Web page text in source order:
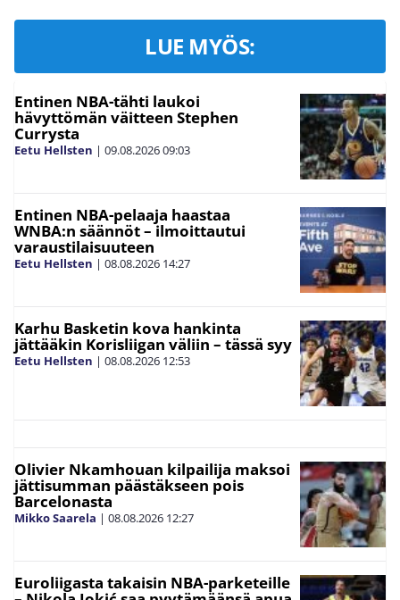
LUE MYÖS:
Entinen NBA-tähti laukoi
hävyttömän väitteen Stephen
Currysta
Eetu Hellsten | 09.08.202609:03
Entinen NBA-pelaaja haastaa
WNBA:n säännöt – ilmoittautui
varaustilaisuuteen
Eetu Hellsten | 08.08.2026 14:27
Karhu Basketin kova hankinta
jättääkin Korisliigan väliin – tässä syy
Eetu Hellsten | 08.08.2026 12:53
Olivier Nkamhouan kilpailija maksoi
jättisumman päästäkseen pois
Barcelonasta
Mikko Saarela | 08.08.2026 12:27
Euroliigasta takaisin NBA-parketeille